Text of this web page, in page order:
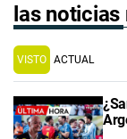
las
VISTO ACTUAL